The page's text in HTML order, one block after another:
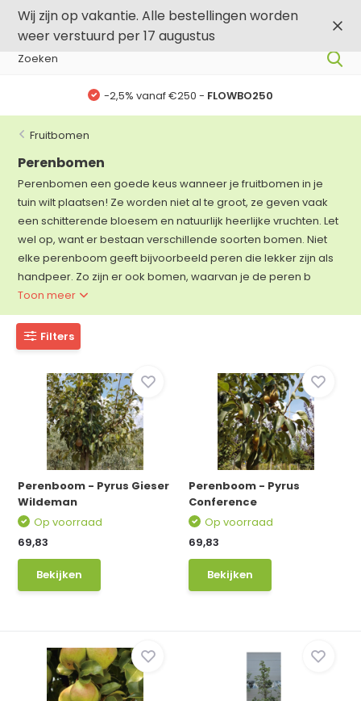
Wij zijn op vakantie. Alle bestellingen worden
weer verstuurd per 17 augustus
-,5% vanaf €500 -FLOWBO500
Fruitbomen
Perenbomen
Perenbomen een goede keus wanneer je fruitbomen in je
tuin wilt plaatsen! Ze worden niet al te groot, ze geven vaak
een schitterende bloesem en natuurlijk heerlijke vruchten. Let
wel op, want er bestaan verschillende soorten bomen. Niet
elke perenboom geeft bijvoorbeeld peren die lekker zijn als
handpeer. Zo zijn er ook bomen, waarvan je de peren b
Toon meer
Filters
Perenboom - Pyrus Gieser
Wildeman
Op voorraad
69,83
Bekijken
Perenboom - Pyrus
Conference
Op voorraad
69,83
Bekijken